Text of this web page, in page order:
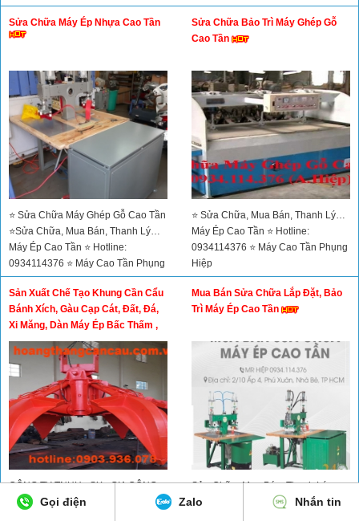
12, TP.HCM, Việt Nam
Sửa Chữa Máy Ép Nhựa Cao Tần
⭐ Sửa Chữa Máy Ghép Gỗ Cao Tần
⭐Sửa Chữa, Mua Bán, Thanh Lý…
Máy Ép Cao Tần ⭐ Hotline:
0934114376 ⭐ Máy Cao Tần Phụng
Hiệp
Sửa Chữa Bảo Trì Máy Ghép Gỗ
Cao Tần
⭐ Sửa Chữa, Mua Bán, Thanh Lý…
Máy Ép Cao Tần ⭐ Hotline:
0934114376 ⭐ Máy Cao Tần Phụng
Hiệp
Sản Xuất Chế Tạo Khung Cần Cẩu
Bánh Xích, Gàu Cạp Cát, Đất, Đá,
Xi Măng, Dàn Máy Ép Bấc Thấm ,
Dàn Ống Trượt Búa Đóng Cọc,
Dàn Ép Cọc Bê Tông Thủy Lực,
Dàn Băng Tải, Dàn Sàn Cát
CÔNG TY TNHH - SX - GIA CÔNG -
TM - HOÀNG THẮNG ✅Hotline/Zalo:
Mua Bán Sửa Chữa Lắp Đặt, Bảo
Trì Máy Ép Cao Tần
Sửa Chữa, Mua Bán, Thanh Lý…
Máy Ép Cao Tần - Hotline:
Gọi điện Zalo Nhắn tin